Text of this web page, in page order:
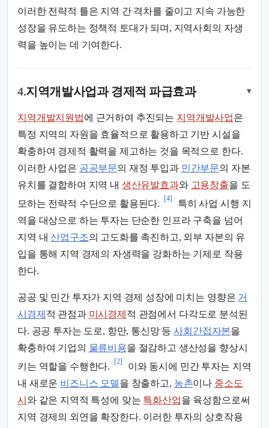
이러한 전략적 틀은 지역 간 격차를 줄이고 지속 가능한
성장을 유도하는 정책적 토대가 되며, 지역사회의 자생
력을 높이는 데 기여한다.
4.지역개발사업과 경제적 파급효과 ▾
지역개발지원법에 근거하여 추진되는 지역개발사업은
특정 지역의 자원을 효율적으로 활용하고 기반 시설을
확충하여 경제적 활력을 제고하는 것을 목적으로 한다.
이러한 사업은 공공부문의 재정 투입과 민간부문의 자본
유치를 결합하여 지역 내 생산유발효과와 고용창출을 도
모하는 전략적 수단으로 활용된다.
[4]
특히 사업 시행 지
역을 대상으로 하는 투자는 단순한 인프라 구축을 넘어
지역 내산업구조의 고도화를 촉진하고, 외부 자본의 유
입을 통해 지역 경제의 자생력을 강화하는 기제로 작용
한다.
공공 및 민간 투자가 지역 경제 성장에 미치는 영향은 거
시경제 적 관점과 미시경제 적 관점에서 다각도로 분석된
다. 공공 투자는 도로, 항만, 통신망 등사회간접자본을
확충하여 기업의 물류비용을 절감하고 생산성을 향상시
키는 역할을 수행한다.
[2]
이와 동시에 민간 투자는 지역
내 새로운 비즈니스 모델을 창출하고, 농촌이나 중소도
시 와 같은 지역적 특성에 맞는 특화산업을 육성함으로써
지역 경제의 외연을 확장한다. 이러한 투자의 상호작용